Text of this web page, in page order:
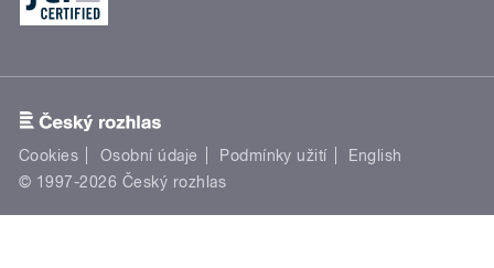
Cookies Osobní údaje Podmínky užití
English
© 1997-2026 Český rozhlas